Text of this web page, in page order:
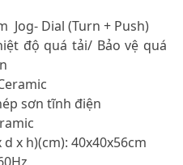
Jog- Dial (Turn + Push)
độ quá tải/ Bảo vệ quá
sơn tĩnh điện
x h)(cm): 40x40x56cm